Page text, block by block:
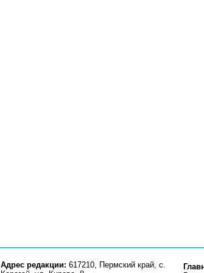
Адрес редакции: 617210, Пермский край, с.